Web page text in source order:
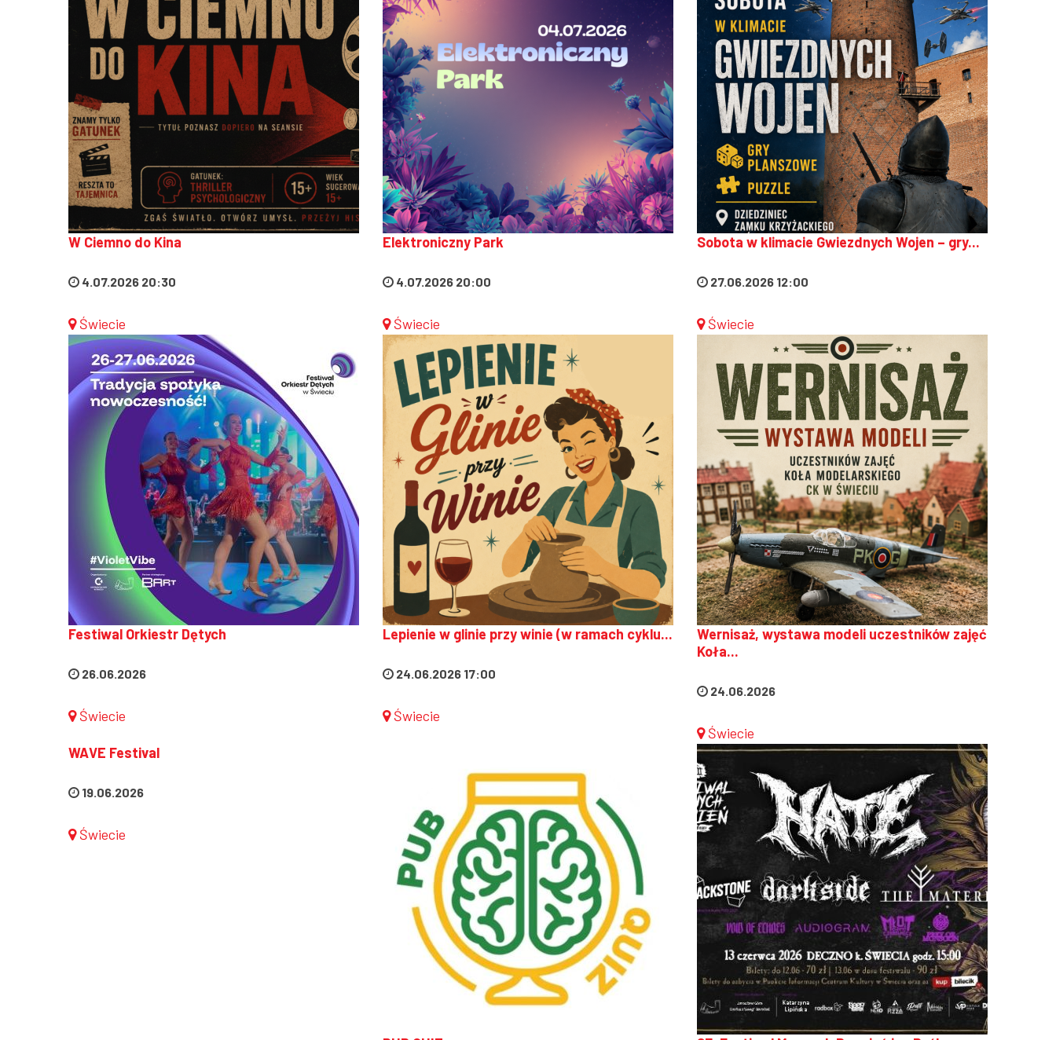
W Ciemno do Kina
4.07.2026 20:30
Świecie
Elektroniczny Park
4.07.2026 20:00
Świecie
Sobota w klimacie Gwiezdnych Wojen – gry...
27.06.2026 12:00
Świecie
Festiwal Orkiestr Dętych
26.06.2026
Świecie
Lepienie w glinie przy winie (w ramach cyklu...
24.06.2026 17:00
Świecie
Wernisaż, wystawa modeli uczestników zajęć
Koła...
24.06.2026
Świecie
WAVE Festival
19.06.2026
Świecie